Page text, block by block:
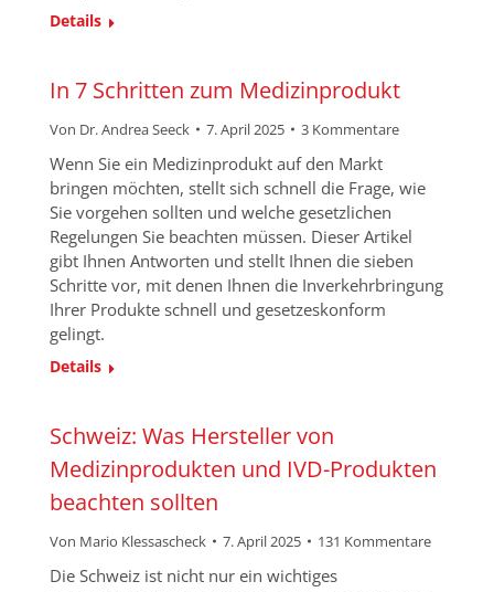
Details
In 7 Schritten zum Medizinprodukt
Von Dr. Andrea Seeck 7. April 2025 3 Kommentare
Wenn Sie ein Medizinprodukt auf den Markt
bringen möchten, stellt sich schnell die Frage, wie
Sie vorgehen sollten und welche gesetzlichen
Regelungen Sie beachten müssen. Dieser Artikel
gibt Ihnen Antworten und stellt Ihnen die sieben
Schritte vor, mit denen Ihnen die Inverkehrbringung
Ihrer Produkte schnell und gesetzeskonform
gelingt.
Details
Schweiz: Was Hersteller von
Medizinprodukten und IVD-Produkten
beachten sollten
Von Mario Klessascheck 7. April 2025 131 Kommentare
Die Schweiz ist nicht nur ein wichtiges